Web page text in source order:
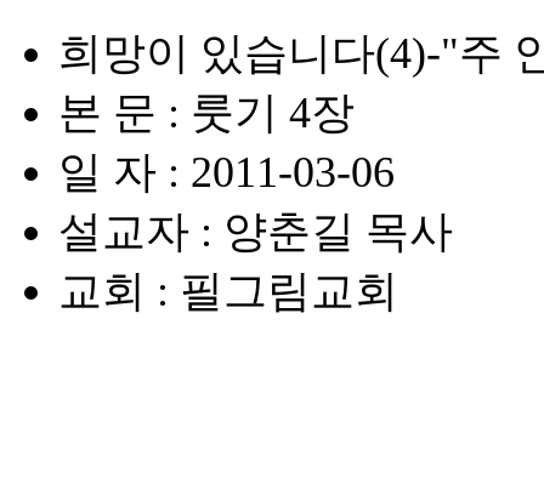
희망이 있습니다(4)-"주
본 문 : 룻기 4장
일 자 : 2011-03-06
설교자 : 양춘길 목사
교회 : 필그림교회